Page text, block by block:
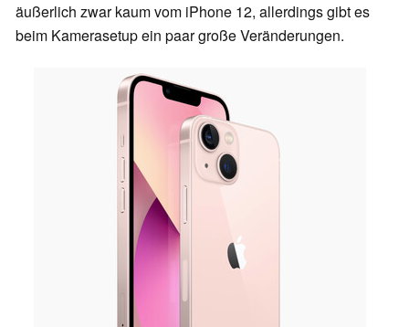
äußerlich zwar kaum vom iPhone 12, allerdings gibt es
beim Kamerasetup ein paar große Veränderungen.